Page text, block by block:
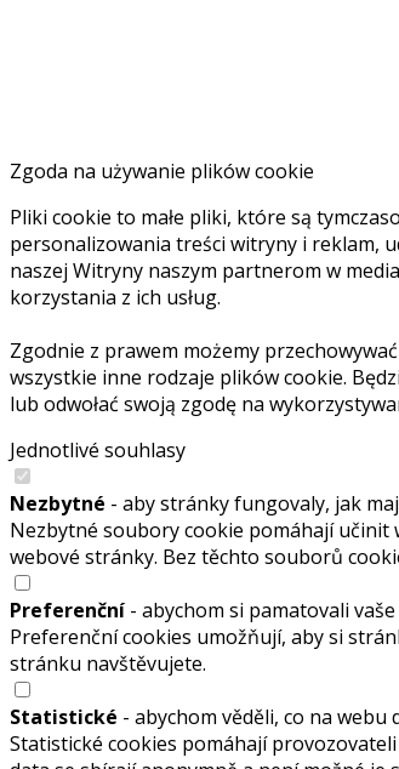
Zgoda na używanie plików cookie
Pliki cookie to małe pliki, które są
personalizowania treści witryny i reklam,
naszej Witryny naszym partnerom w
korzystania z ich usług.
Zgodnie z prawem możemy
wszystkie inne rodzaje plików cookie.
lub odwołać swoją zgodę na
Jednotlivé souhlasy
Nezbytné - aby stránky fungovaly, jak
Nezbytné soubory cookie pomáhají učinit
webové stránky. Bez těchto souborů
Preferenční - abychom si pamatovali
Preferenční cookies umožňují, aby si
stránku navštěvujete.
Statistické - abychom věděli, co na webu
Statistické cookies pomáhají